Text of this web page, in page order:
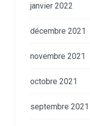
janvier 2022
décembre 2021
novembre 2021
octobre 2021
septembre 2021